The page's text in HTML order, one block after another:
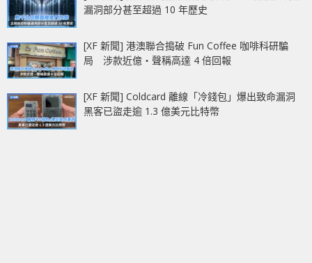
漏洞部分甚至超過 10 年歷史
[XF 新聞] 港澳聯合搗破 Fun Coffee 咖啡科研騙
局 涉款近億‧聲稱高達 4 倍回報
[XF 新聞] Coldcard 離線「冷錢包」爆出致命漏洞
黑客已盜走逾 1.3 億美元比特幣